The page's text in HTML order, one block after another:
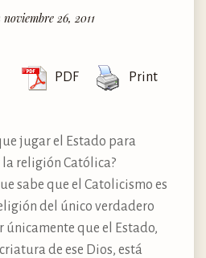
noviembre 26, 2011
PDF Print
jugar el Estado para
religión Católica?
sabe que el Catolicismo es
del único verdadero
únicamente que el Estado,
de ese Dios, está